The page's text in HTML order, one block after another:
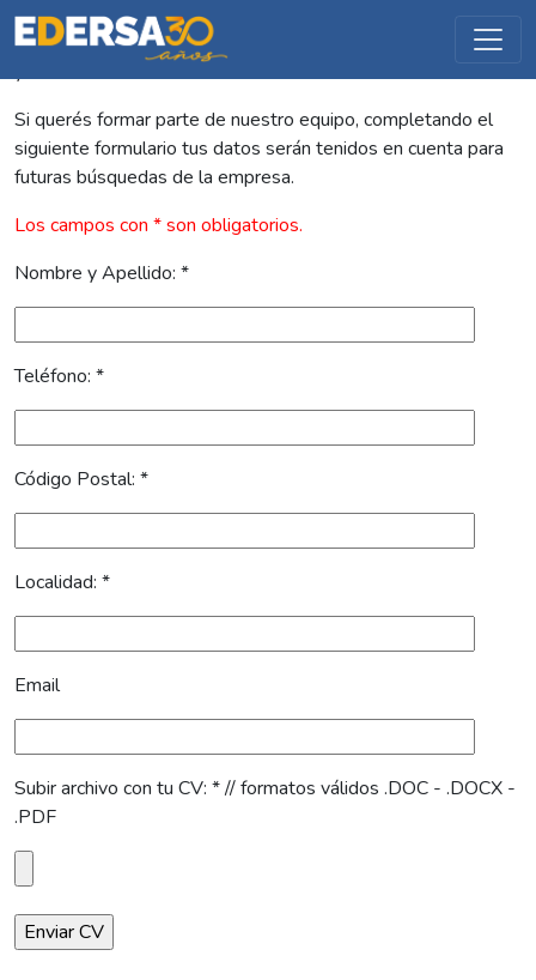
En EDERSA sabemos que nuestra gente es lo más
importante, porque gracias a su compromiso pudimos crecer
Si querés formar parte de nuestro equipo, completando el
siguiente formulario tus datos serán tenidos en cuenta para
futuras búsquedas de la empresa.
Los campos con * son obligatorios.
Nombre y Apellido: *
Teléfono: *
Código Postal: *
Localidad: *
Email
Subir archivo con tu CV: * // formatos válidos .DOC - .DOCX -
.PDF